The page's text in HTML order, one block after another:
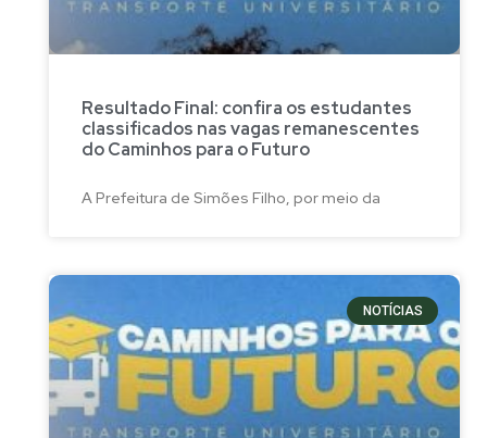
Resultado Final: confira os estudantes
classificados nas vagas remanescentes
do Caminhos para o Futuro
A Prefeitura de Simões Filho, por meio da
NOTÍCIAS